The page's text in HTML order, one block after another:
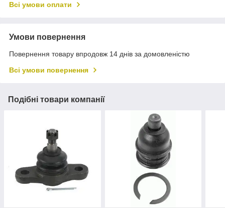
Всі умови оплати
Умови повернення
Повернення товару впродовж 14 днів за домовленістю
Всі умови повернення
Подібні товари компанії